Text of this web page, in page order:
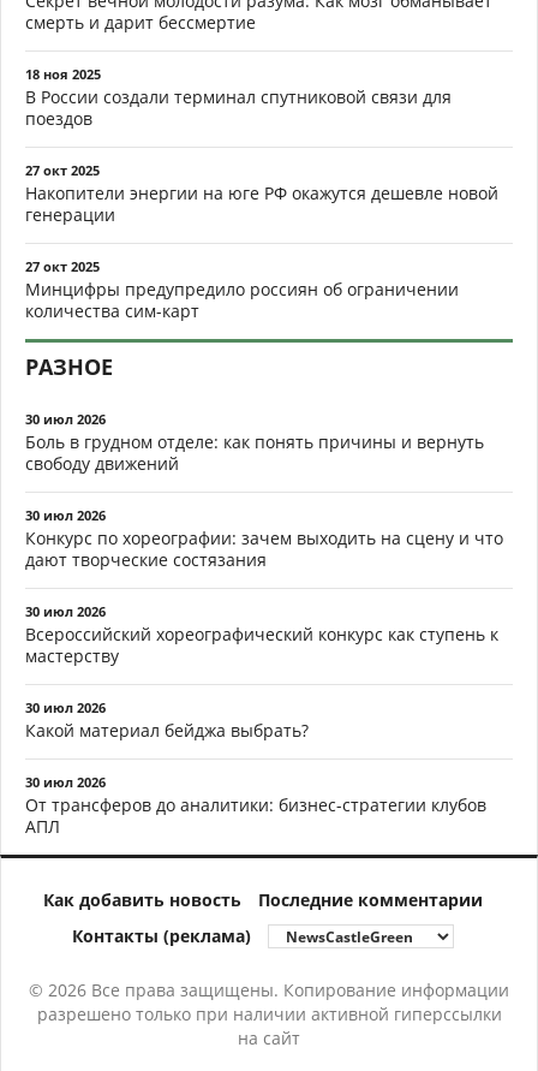
смерть и дарит бессмертие
18 ноя 2025
В России создали терминал спутниковой связи для
поездов
27 окт 2025
Накопители энергии на юге РФ окажутся дешевле новой
генерации
27 окт 2025
Минцифры предупредило россиян об ограничении
количества сим-карт
РАЗНОЕ
30 июл 2026
Боль в грудном отделе: как понять причины и вернуть
свободу движений
30 июл 2026
Конкурс по хореографии: зачем выходить на сцену и что
дают творческие состязания
30 июл 2026
Всероссийский хореографический конкурс как ступень к
мастерству
30 июл 2026
Какой материал бейджа выбрать?
30 июл 2026
От трансферов до аналитики: бизнес-стратегии клубов
АПЛ
Как добавить новость
Последние комментарии
Контакты (реклама)
© 2026 Все права защищены. Копирование информации
разрешено только при наличии активной гиперссылки
на сайт